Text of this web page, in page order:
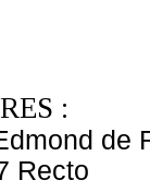
:
de
Recto